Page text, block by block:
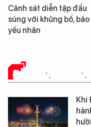
Trung Quốc
cao su tự nhiên”
loài cỏ dại mọc
ĐỜI SỐNG
Khi